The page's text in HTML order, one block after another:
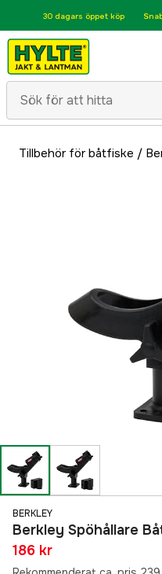
30 dagars öppet köp
Tillbehör för båtfiske /
BERKLEY
Berkley Spöhållare
186 kr